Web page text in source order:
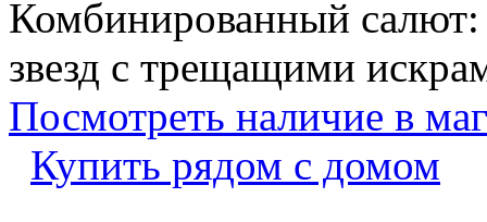
Комбинированный
звезд с трещащими
Посмотреть наличие в
Купить рядом с домом